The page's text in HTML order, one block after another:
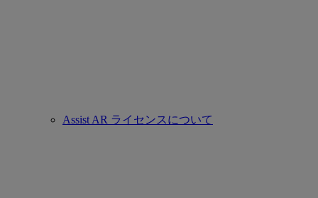
Assist AR ライセンスについて